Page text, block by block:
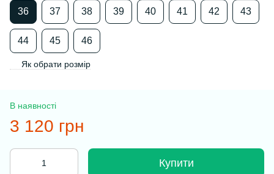
36 37 38 39 40 41 42 43
44 45 46
Як обрати розмір
В наявності
3 120 грн
Купити